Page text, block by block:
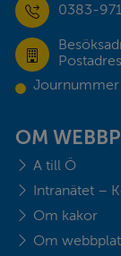
0383-
OM
A till Ö
Intranätet –
Om kakor
Om